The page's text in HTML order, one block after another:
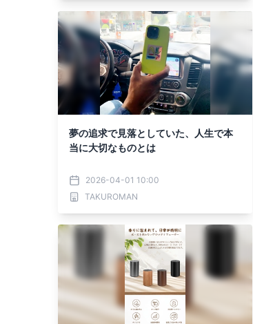
夢の追求で見落としていた、人生で本
当に大切なものとは
2026-04-01 10:00
TAKUROMAN